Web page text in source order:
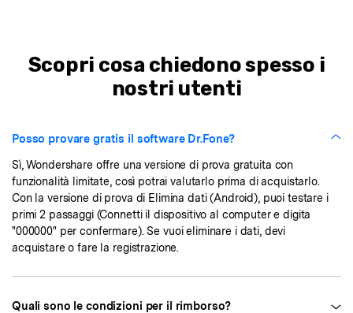
Scopri cosa chiedono spesso i
nostri utenti
Posso provare gratis il software Dr.Fone?
Sì, Wondershare offre una versione di prova gratuita con
funzionalità limitate, così potrai valutarlo prima di acquistarlo.
Con la versione di prova di Elimina dati (Android), puoi testare i
primi 2 passaggi (Connetti il dispositivo al computer e digita
"000000" per confermare). Se vuoi eliminare i dati, devi
acquistare o fare la registrazione.
Quali sono le condizioni per il rimborso?